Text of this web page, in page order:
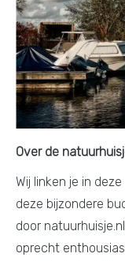
Over de
Wij linken je in
deze bijzondere
door
oprecht